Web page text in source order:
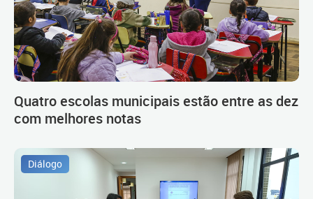
Quatro escolas municipais estão entre as dez
com melhores notas
Diálogo